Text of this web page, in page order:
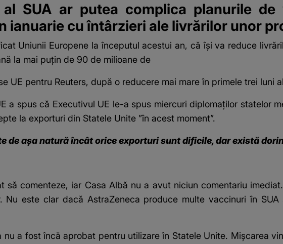
SUA ar putea complica planurile
ianuarie cu întârzieri ale livrărilor unor
Uniunii Europene la începutul acestui an, că îşi va reduce
la mai puţin de 90 de milioane de
UE pentru Reuters, după o reducere mai mare în primele trei luni
a spus că Executivul UE le-a spus miercuri diplomaţilor statelor
la exporturi din Statele Unite ”în acest moment”.
de aşa natură încât orice exporturi sunt dificile, dar există
să comenteze, iar Casa Albă nu a avut niciun comentariu
Nu este clar dacă AstraZeneca produce multe vaccinuri în
nu a fost încă aprobat pentru utilizare în Statele Unite. Mişcarea